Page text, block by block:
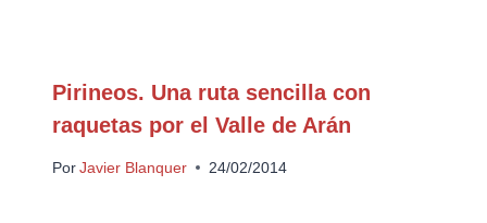
Pirineos. Una ruta sencilla con
raquetas por el Valle de Arán
Por Javier Blanquer 24/02/2014